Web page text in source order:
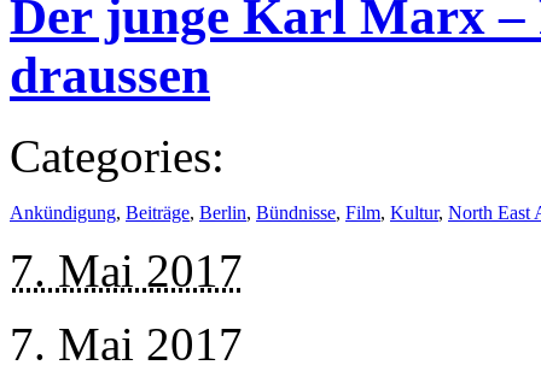
Der junge Karl Marx –
draussen
Categories:
Ankündigung, Beiträge, Berlin, Bündnisse, Film, Kultur, North East
7. Mai 2017
7. Mai 2017